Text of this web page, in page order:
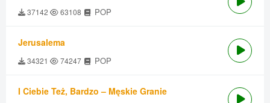
37142 63108 POP
Jerusalema
34321 74247 POP
I Ciebie Też, Bardzo – Męskie Granie